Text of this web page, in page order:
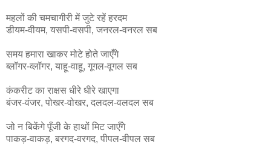
महलों की चमचागीरी में जुटे रहें हरदम
डीयम-वीयम, यसपी-वसपी, जनरल-वनरल सब
समय हमारा खाकर मोटे होते जाएँगे
ब्लॉगर-व्लॉगर, याहू-वाहू, गूगल-वूगल सब
कंकरीट का राक्षस धीरे धीरे खाएगा
बंजर-वंजर, पोखर-वोखर, दलदल-वलदल सब
जो न बिकेंगे पूँजी के हाथों मिट जाएँगे
पाकड़-वाकड़, बरगद-वरगद, पीपल-वीपल सब